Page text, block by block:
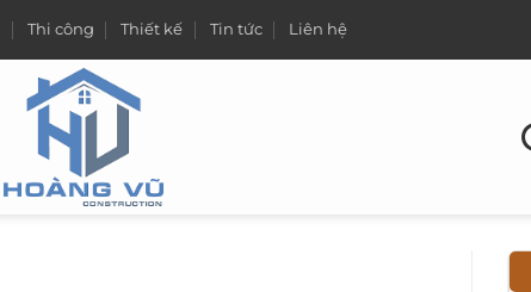
Thi công Thiết kế Tin tức Liên hệ